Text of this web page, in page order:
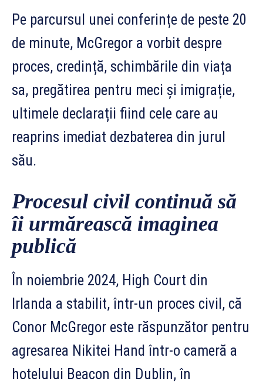
Pe parcursul unei conferințe de peste 20
de minute, McGregor a vorbit despre
proces, credință, schimbările din viața
sa, pregătirea pentru meci și imigrație,
ultimele declarații fiind cele care au
reaprins imediat dezbaterea din jurul
său.
Procesul civil continuă să
îi urmărească imaginea
publică
În noiembrie 2024, High Court din
Irlanda a stabilit, într-un proces civil, că
Conor McGregor este răspunzător pentru
agresarea Nikitei Hand într-o cameră a
hotelului Beacon din Dublin, în